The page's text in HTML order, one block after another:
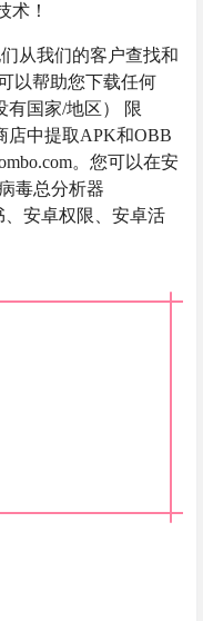
术！
从我们的客户查找和
以帮助您下载任何
有国家/地区） 限
店中提取APK和OBB
。您可以在安
毒总分析器
、安卓权限、安卓活